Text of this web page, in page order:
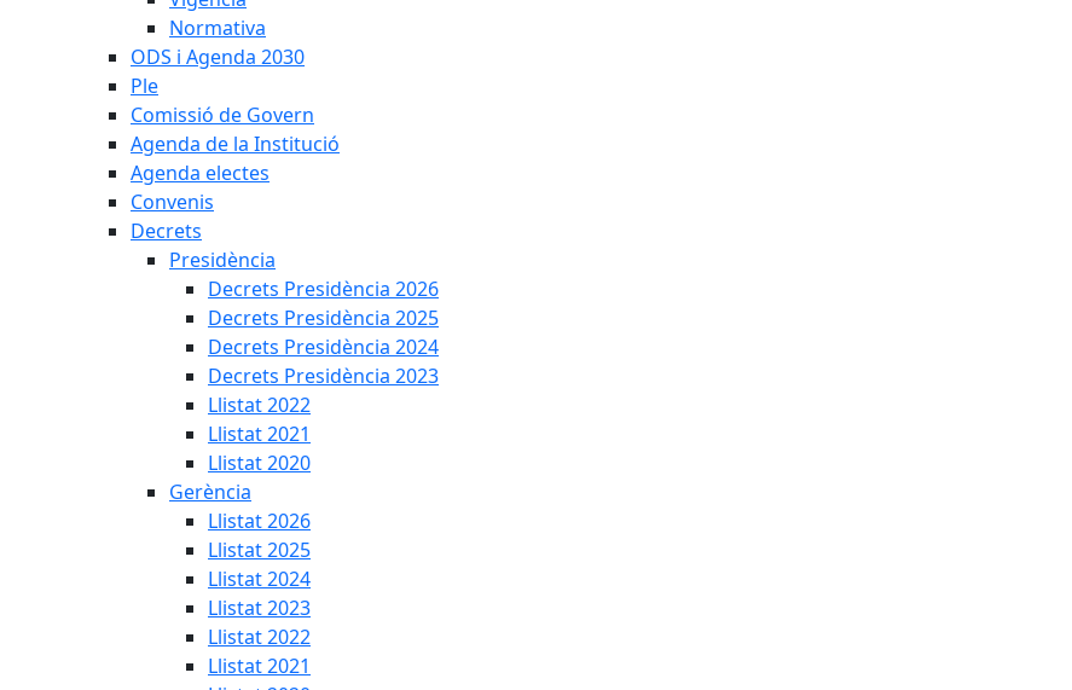
Normativa
ODS i Agenda 2030
Ple
Comissió de Govern
Agenda de la Institució
Agenda electes
Convenis
Decrets
Presidència
Decrets Presidència 2026
Decrets Presidència 2025
Decrets Presidència 2024
Decrets Presidència 2023
Llistat 2022
Llistat 2021
Llistat 2020
Gerència
Llistat 2026
Llistat 2025
Llistat 2024
Llistat 2023
Llistat 2022
Llistat 2021